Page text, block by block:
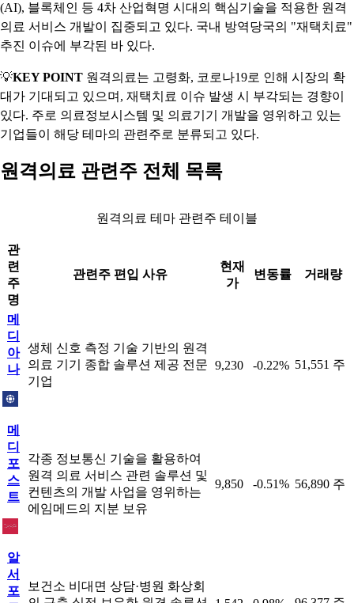
(AI), 블록체인 등 4차 산업혁명 시대의 핵심기술을 적용한 원격
의료 서비스 개발이 집중되고 있다. 국내 방역당국의 "재택치료"
추진 이슈에 부각된 바 있다.
💡KEY POINT 원격의료는 고령화, 코로나19로 인해 시장의 확
대가 기대되고 있으며, 재택치료 이슈 발생 시 부각되는 경향이
있다. 주로 의료정보시스템 및 의료기기 개발을 영위하고 있는
기업들이 해당 테마의 관련주로 분류되고 있다.
원격의료 관련주 전체 목록
원격의료 테마 관련주 테이블
관
련
주
명
관련주 편입 사유
현재
가
변동률 거래량
메
디
아
나
생체 신호 측정 기술 기반의 원격
의료 기기 종합 솔루션 제공 전문
기업
9,230 -0.22% 51,551 주
메
디
포
스
트
각종 정보통신 기술을 활용하여
원격 의료 서비스 관련 솔루션 및
컨텐츠의 개발 사업을 영위하는
에임메드의 지분 보유
9,850 -0.51% 56,890 주
알
서
포
보건소 비대면 상담·병원 화상회